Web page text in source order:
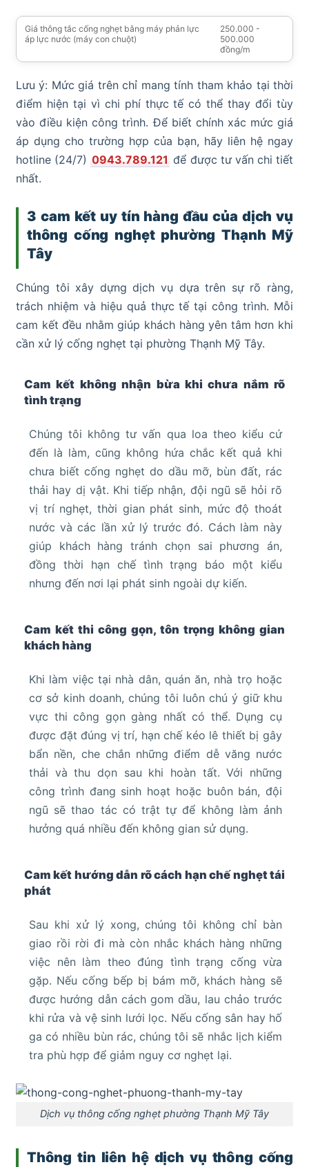
Giá thông tắc cống nghẹt bằng máy phản lực
áp lực nước (máy con chuột)
250.000 -
500.000
đồng/m
Lưu ý: Mức giá trên chỉ mang tính tham khảo tại thời
điểm hiện tại vì chi phí thực tế có thể thay đổi tùy
vào điều kiện công trình. Để biết chính xác mức giá
áp dụng cho trường hợp của bạn, hãy liên hệ ngay
hotline (24/7) 0943.789.121 để được tư vấn chi tiết
nhất.
3 cam kết uy tín hàng đầu của dịch vụ
thông cống nghẹt phường Thạnh Mỹ
Tây
Chúng tôi xây dựng dịch vụ dựa trên sự rõ ràng,
trách nhiệm và hiệu quả thực tế tại công trình. Mỗi
cam kết đều nhằm giúp khách hàng yên tâm hơn khi
cần xử lý cống nghẹt tại phường Thạnh Mỹ Tây.
Cam kết không nhận bừa khi chưa nắm rõ
tình trạng
Chúng tôi không tư vấn qua loa theo kiểu cứ
đến là làm, cũng không hứa chắc kết quả khi
chưa biết cống nghẹt do dầu mỡ, bùn đất, rác
thải hay dị vật. Khi tiếp nhận, đội ngũ sẽ hỏi rõ
vị trí nghẹt, thời gian phát sinh, mức độ thoát
nước và các lần xử lý trước đó. Cách làm này
giúp khách hàng tránh chọn sai phương án,
đồng thời hạn chế tình trạng báo một kiểu
nhưng đến nơi lại phát sinh ngoài dự kiến.
Cam kết thi công gọn, tôn trọng không gian
khách hàng
Khi làm việc tại nhà dân, quán ăn, nhà trọ hoặc
cơ sở kinh doanh, chúng tôi luôn chú ý giữ khu
vực thi công gọn gàng nhất có thể. Dụng cụ
được đặt đúng vị trí, hạn chế kéo lê thiết bị gây
bẩn nền, che chắn những điểm dễ văng nước
thải và thu dọn sau khi hoàn tất. Với những
công trình đang sinh hoạt hoặc buôn bán, đội
ngũ sẽ thao tác có trật tự để không làm ảnh
hưởng quá nhiều đến không gian sử dụng.
Cam kết hướng dẫn rõ cách hạn chế nghẹt tái
phát
Sau khi xử lý xong, chúng tôi không chỉ bàn
giao rồi rời đi mà còn nhắc khách hàng những
việc nên làm theo đúng tình trạng cống vừa
gặp. Nếu cống bếp bị bám mỡ, khách hàng sẽ
được hướng dẫn cách gom dầu, lau chảo trước
khi rửa và vệ sinh lưới lọc. Nếu cống sân hay hố
ga có nhiều bùn rác, chúng tôi sẽ nhắc lịch kiểm
tra phù hợp để giảm nguy cơ nghẹt lại.
Dịch vụ thông cống nghẹt phường Thạnh Mỹ Tây
Thông tin liên hệ dịch vụ thông cống